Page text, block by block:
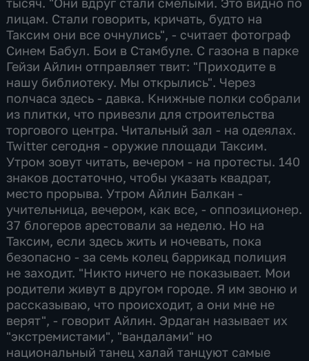
лицам. Стали говорить, кричать, будто на
Таксим они все очнулись", - считает фотограф
Синем Бабул. Бои в Стамбуле. С газона в парке
Гейзи Айлин отправляет твит: "Приходите в
нашу библиотеку. Мы открылись". Через
полчаса здесь - давка. Книжные полки собрали
из плитки, что привезли для строительства
торгового центра. Читальный зал - на одеялах.
Twitter сегодня - оружие площади Таксим.
Утром зовут читать, вечером - на протесты. 140
знаков достаточно, чтобы указать квадрат,
место прорыва. Утром Айлин Балкан -
учительница, вечером, как все, - оппозиционер.
37 блогеров арестовали за неделю. Но на
Таксим, если здесь жить и ночевать, пока
безопасно - за семь колец баррикад полиция
не заходит. "Никто ничего не показывает. Мои
родители живут в другом городе. Я им звоню и
рассказываю, что происходит, а они мне не
верят", - говорит Айлин. Эрдаган называет их
"экстремистами", "вандалами" но
национальный танец халай танцуют самые